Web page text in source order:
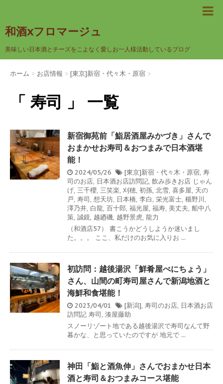
和酒xフロマージュ
美味しい日本酒とチーズをこよなく愛しお一人様活動しているブログ
ホーム > お店情報 > [東京]新宿・代々木・原宿 >
「 寿司 」 一覧
新宿御苑前「鮨居酒屋みかづき」さんで
おまかせお寿司＆おつまみで日本酒堪
能！
2024/05/26 [東京]新宿・代々木・原宿, 寿
司のお店, 日本酒お店訪問記, 飲み歩きお店 じゃん
げ, 三千櫻, 三笑楽, 刈穂, 初孫, 北雪, 喜多屋, 天の
戸, 寿司, 想天坊, 日本橋, 李白, 栄光富士, 楯野川,
澤乃井, 白龍, 百十郎, 福光屋, 福寿, 美丈夫, 船中八
策, 誠鏡, 越廼磯, 越野景虎, 龍力
（和酒店57） 書こうかどうしようか迷いまし
た。。。 ここ、私だけのお気に入りお ...
初訪問：越後湯沢「鮮肴屋べにちょう」
さん、山間の町寿司屋さんで新潟地酒と
海鮮和食堪能！
2023/04/01 [新潟], 寿司のお店, 日本酒お店
訪問記 寿司, 湊屋藤助
スノーリゾート地である越後湯沢で寿司なんて野
暮かな、と思っていたのですが 地元で ...
神田「鮨と酒魚伸」さんでおまかせ日本
酒と寿司＆おつまみコース堪能